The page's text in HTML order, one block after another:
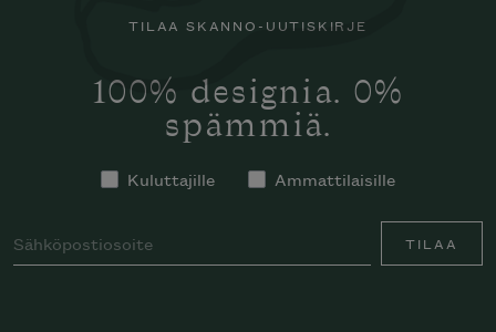
TILAA SKANNO-UUTISKIRJE
100% designia. 0%
spämmiä.
Kuluttajille Ammattilaisille
TILAA